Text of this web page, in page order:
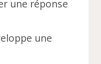
une réponse
une